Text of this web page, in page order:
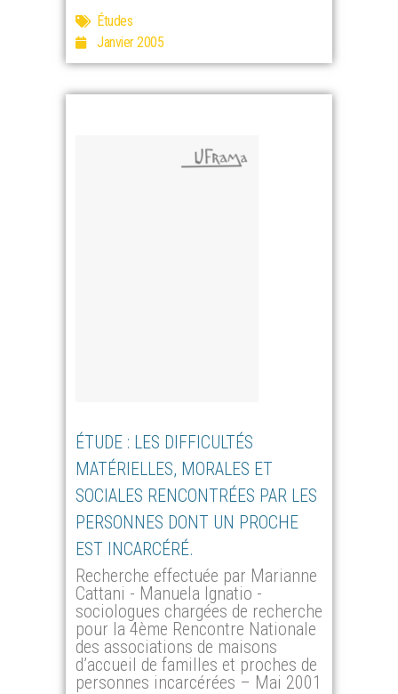
Études
Janvier 2005
ÉTUDE : LES DIFFICULTÉS
MATÉRIELLES, MORALES ET
SOCIALES RENCONTRÉES PAR LES
PERSONNES DONT UN PROCHE
EST INCARCÉRÉ.
Recherche effectuée par Marianne
Cattani - Manuela Ignatio -
sociologues chargées de recherche
pour la 4ème Rencontre Nationale
des associations de maisons
d’accueil de familles et proches de
personnes incarcérées – Mai 2001